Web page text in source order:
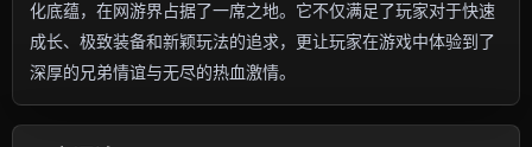
化底蕴，在网游界占据了一席之地。它不仅满足了玩家对于快速
成长、极致装备和新颖玩法的追求，更让玩家在游戏中体验到了
深厚的兄弟情谊与无尽的热血激情。